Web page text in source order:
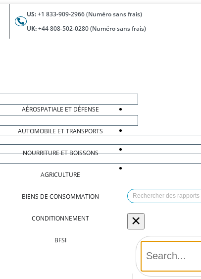
US:+1 833-909-2966 (Numéro sans frais)
UK:+44 808-502-0280 (Numéro sans frais)
AÉROSPATIALE ET DÉFENSE
AUTOMOBILE ET TRANSPORTS
NOURRITURE ET BOISSONS
AGRICULTURE
BIENS DE CONSOMMATION
CONDITIONNEMENT
BFSI
×